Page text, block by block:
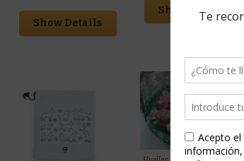
Show Details
Show Details